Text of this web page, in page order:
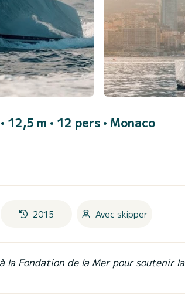
12,5 m • 12 pers • Monaco
2015 Avec skipper
la Fondation de la Mer pour soutenir la